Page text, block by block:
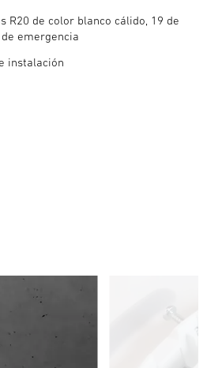
R20 de color blanco cálido, 19 de
emergencia
instalación